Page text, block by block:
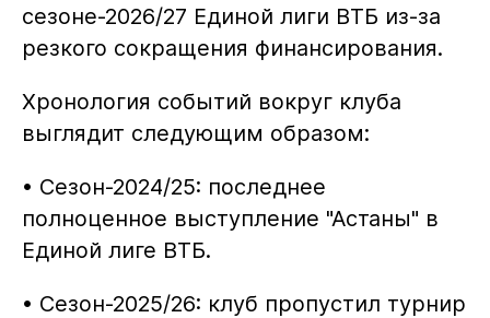
сезоне-2026/27 Единой лиги ВТБ из-за
резкого сокращения финансирования.
Хронология событий вокруг клуба
выглядит следующим образом:
• Сезон-2024/25: последнее
полноценное выступление "Астаны" в
Единой лиге ВТБ.
• Сезон-2025/26: клуб пропустил турнир